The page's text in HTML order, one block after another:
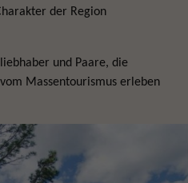
der Region
und Paare, die
Massentourismus erleben